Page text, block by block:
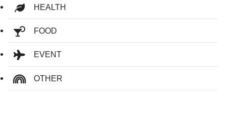
HEALTH
FOOD
EVENT
OTHER